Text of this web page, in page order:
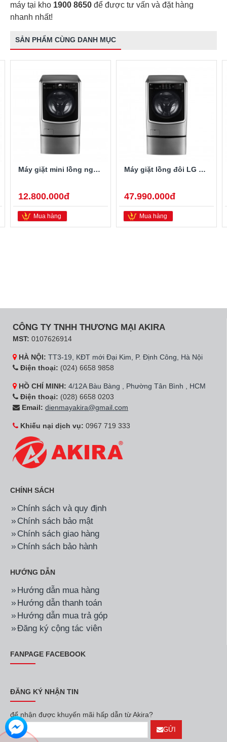
máy tại kho 1900 8650 để được tư vấn và đặt hàng
nhanh nhất!
SẢN PHẨM CÙNG DANH MỤC
Máy giặt mini lồng ngang Twinwash LG T2735NWLV 3.5Kg
12.800.000đ
Mua hàng
Máy giặt lồng đôi LG TWINWash F2721HTTV/T2735NWLV
47.990.000đ
Mua hàng
CÔNG TY TNHH THƯƠNG MẠI AKIRA
MST: 0107626914
HÀ NỘI: TT3-19, KĐT mới Đại Kim, P. Định Công, Hà Nội
Điện thoại: (024) 6658 9858
HỒ CHÍ MINH: 4/12A Bàu Bàng , Phường Tân Bình , HCM
Điện thoại: (028) 6658 0203
Email: dienmayakira@gmail.com
Khiếu nại dịch vụ: 0967 719 333
CHÍNH SÁCH
Chính sách và quy định
Chính sách bảo mật
Chính sách giao hàng
Chính sách bảo hành
HƯỚNG DẪN
Hướng dẫn mua hàng
Hướng dẫn thanh toán
Hướng dẫn mua trả góp
Đăng ký cộng tác viên
FANPAGE FACEBOOK
ĐĂNG KÝ NHẬN TIN
để nhận được khuyến mãi hấp dẫn từ Akira?
GỬI